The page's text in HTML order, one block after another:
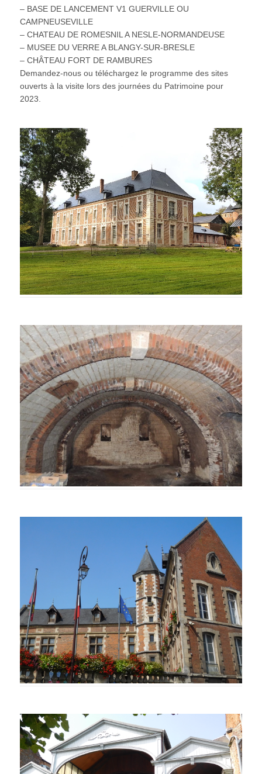
– BASE DE LANCEMENT V1 GUERVILLE OU
CAMPNEUSEVILLE
– CHATEAU DE ROMESNIL A NESLE-NORMANDEUSE
– MUSEE DU VERRE A BLANGY-SUR-BRESLE
– CHÂTEAU FORT DE RAMBURES
Demandez-nous ou téléchargez le programme des sites
ouverts à la visite lors des journées du Patrimoine pour
2023.